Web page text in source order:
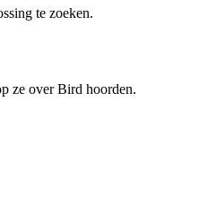
te zoeken.
ze over Bird hoorden.